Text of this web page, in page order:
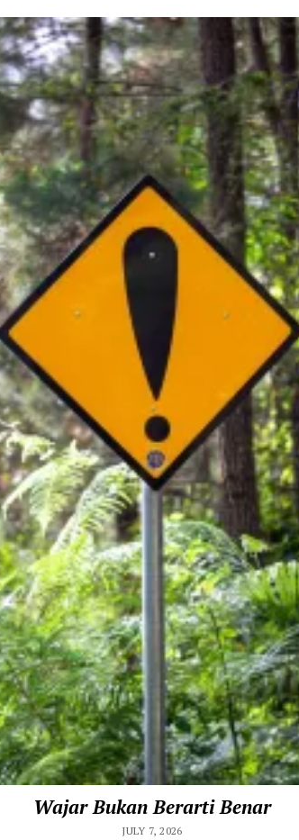
Wajar Bukan Berarti Benar
JULY 7, 2026